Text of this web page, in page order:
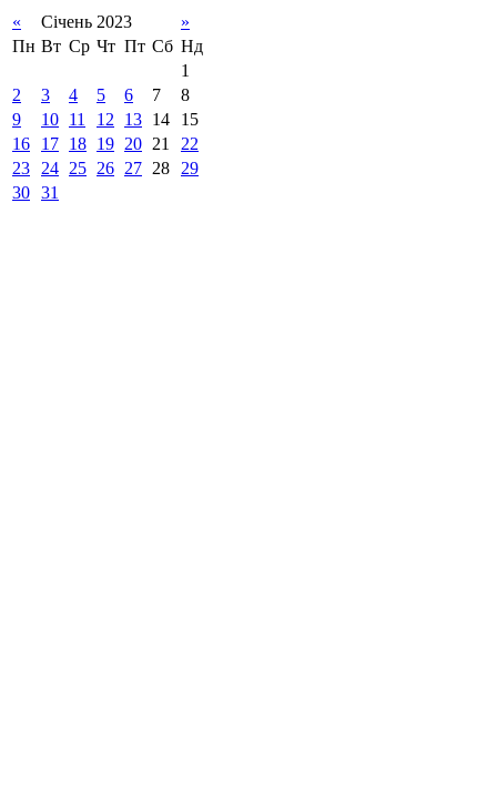
« Січень 2023
»
Пн Вт Ср Чт Пт Сб Нд
1
2
3 4 5 6 7
8
9
10 11 12 13 14
15
16
17 18 19 20 21
22
23
24 25 26 27 28
29
30 31